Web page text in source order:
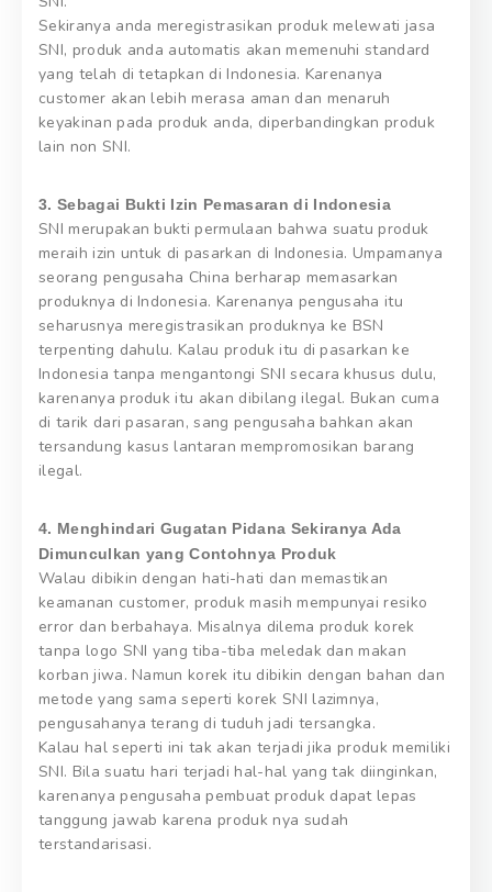
Sekiranya anda meregistrasikan produk melewati jasa
SNI, produk anda automatis akan memenuhi standard
yang telah di tetapkan di Indonesia. Karenanya
customer akan lebih merasa aman dan menaruh
keyakinan pada produk anda, diperbandingkan produk
lain non SNI.
3. Sebagai Bukti Izin Pemasaran di Indonesia
SNI merupakan bukti permulaan bahwa suatu produk
meraih izin untuk di pasarkan di Indonesia. Umpamanya
seorang pengusaha China berharap memasarkan
produknya di Indonesia. Karenanya pengusaha itu
seharusnya meregistrasikan produknya ke BSN
terpenting dahulu. Kalau produk itu di pasarkan ke
Indonesia tanpa mengantongi SNI secara khusus dulu,
karenanya produk itu akan dibilang ilegal. Bukan cuma
di tarik dari pasaran, sang pengusaha bahkan akan
tersandung kasus lantaran mempromosikan barang
ilegal.
4. Menghindari Gugatan Pidana Sekiranya Ada
Dimunculkan yang Contohnya Produk
Walau dibikin dengan hati-hati dan memastikan
keamanan customer, produk masih mempunyai resiko
error dan berbahaya. Misalnya dilema produk korek
tanpa logo SNI yang tiba-tiba meledak dan makan
korban jiwa. Namun korek itu dibikin dengan bahan dan
metode yang sama seperti korek SNI lazimnya,
pengusahanya terang di tuduh jadi tersangka.
Kalau hal seperti ini tak akan terjadi jika produk memiliki
SNI. Bila suatu hari terjadi hal-hal yang tak diinginkan,
karenanya pengusaha pembuat produk dapat lepas
tanggung jawab karena produk nya sudah
terstandarisasi.